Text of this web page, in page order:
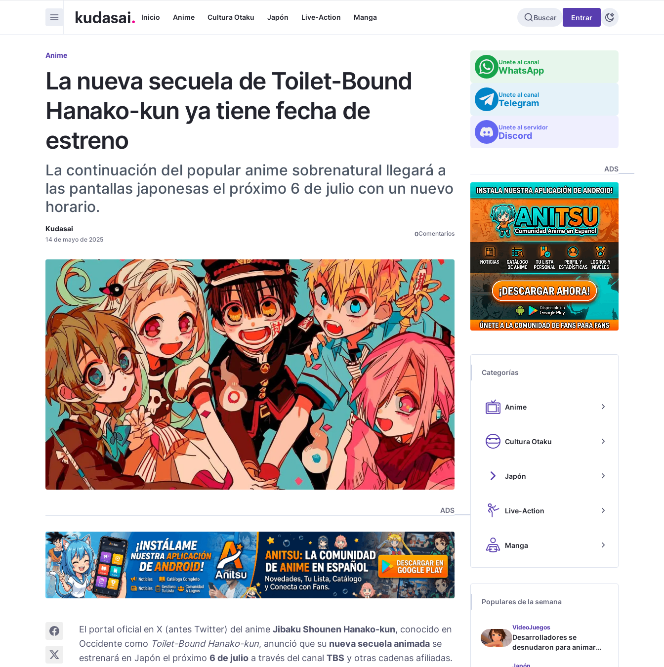
Inicio Anime Cultura Otaku Japón Live-Action Manga Buscar Entrar
Anime
La nueva secuela de Toilet-Bound
Hanako-kun ya tiene fecha de
estreno
La continuación del popular anime sobrenatural llegará a
las pantallas japonesas el próximo 6 de julio con un nuevo
horario.
Kudasai
14 de mayo de 2025
0Comentarios
ADS
El portal oficial en X (antes Twitter) del anime Jibaku Shounen Hanako-kun, conocido en
Occidente como Toilet-Bound Hanako-kun, anunció que su nueva secuela animada se
estrenará en Japón el próximo 6 de julio a través del canal TBS y otras cadenas afiliadas.
Unete al canal
WhatsApp
Unete al canal
Telegram
Unete al servidor
Discord
ADS
Categorías
Anime
Cultura Otaku
Japón
Live-Action
Manga
Populares de la semana
VideoJuegos
Desarrolladores se
desnudaron para animar